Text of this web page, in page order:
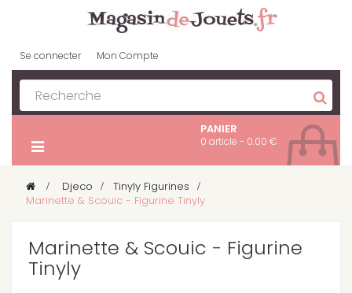
Se connecter Mon Compte
PANIER
0 article - 0.00 €
> Djeco > Tinyly Figurines >
Marinette & Scouic - Figurine Tinyly
Marinette & Scouic - Figurine
Tinyly